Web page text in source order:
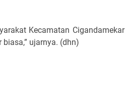
Kecamatan Cigandamekar
ujarnya. (dhn)